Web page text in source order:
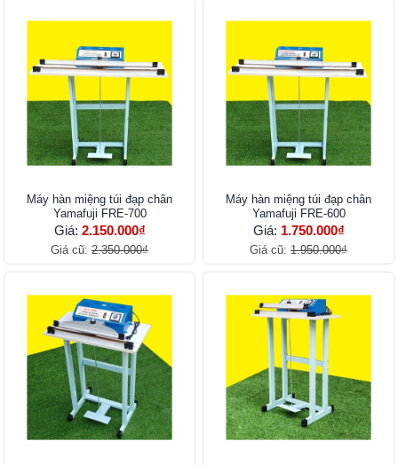
Máy hàn miệng túi đạp chân
Yamafuji FRE-700
Giá: 2.150.000₫
Giá cũ: 2.350.000₫
Máy hàn miệng túi đạp chân
Yamafuji FRE-600
Giá: 1.750.000₫
Giá cũ: 1.950.000₫